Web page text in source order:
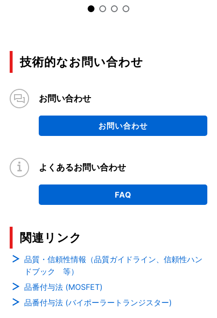
技術的なお問い合わせ
お問い合わせ
お問い合わせ
よくあるお問い合わせ
FAQ
関連リンク
品質・信頼性情報（品質ガイドライン、信頼性ハン
ドブック 等）
品番付与法 (MOSFET)
品番付与法 (バイポーラートランジスター)